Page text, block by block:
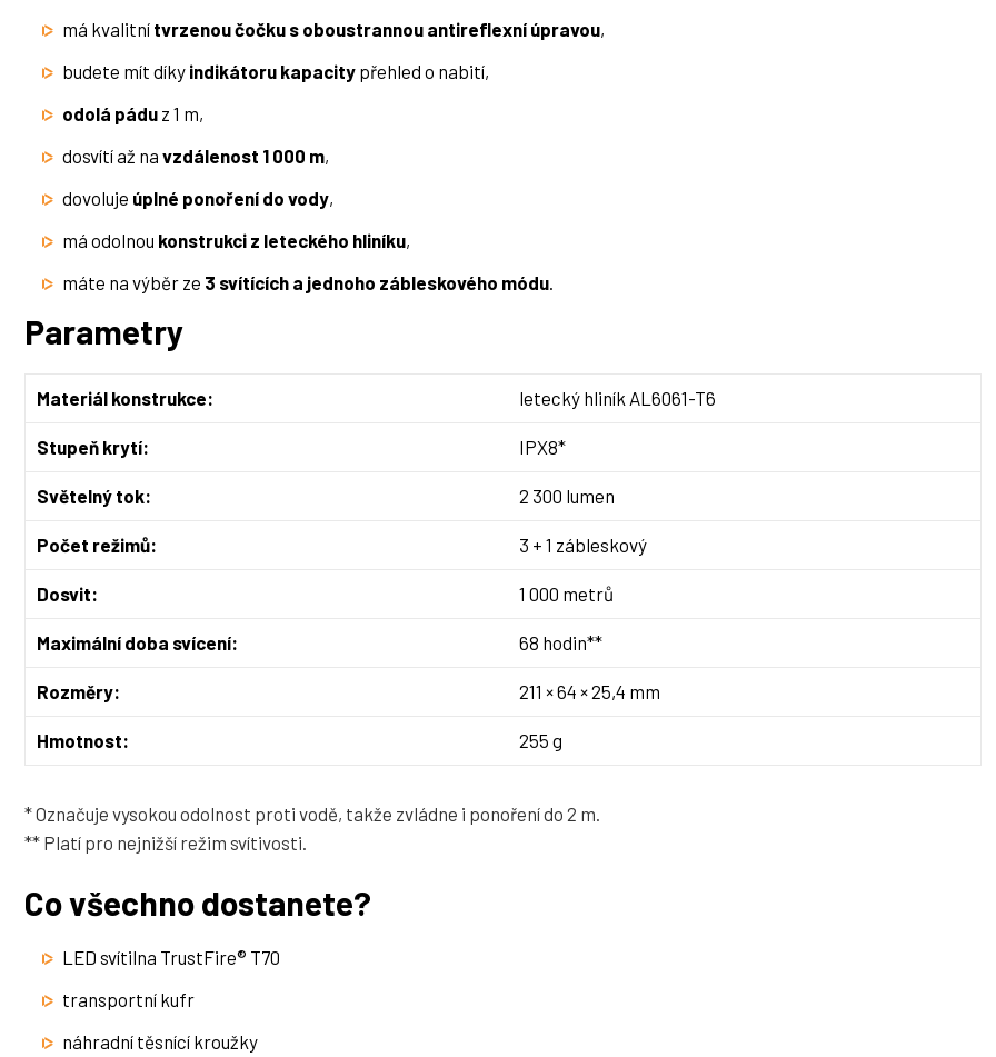
má kvalitní tvrzenou čočku s oboustrannou antireflexní úpravou,
budete mít díky indikátoru kapacity přehled o nabití,
odolá pádu z 1 m,
dosvítí až na vzdálenost 1 000 m,
dovoluje úplné ponoření do vody,
má odolnou konstrukci z leteckého hliníku,
máte na výběr ze 3 svítících a jednoho zábleskového módu.
Parametry
Materiál konstrukce: letecký hliník AL6061-T6
Stupeň krytí: IPX8*
Světelný tok: 2 300 lumen
Počet režimů: 3 + 1 zábleskový
Dosvit: 1 000 metrů
Maximální doba svícení: 68 hodin**
Rozměry: 211 × 64 × 25,4 mm
Hmotnost: 255 g
* Označuje vysokou odolnost proti vodě, takže zvládne i ponoření do 2 m.
** Platí pro nejnižší režim svítivosti.
Co všechno dostanete?
LED svítilna TrustFire® T70
transportní kufr
náhradní těsnící kroužky